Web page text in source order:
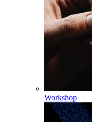
Workshop